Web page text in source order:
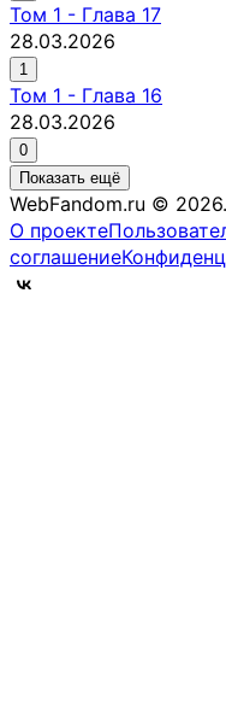
Том 1 - Глава 17
28.03.2026
1
Том 1 - Глава 16
28.03.2026
0
Показать ещё
WebFandom.ru © 2026.
О проекте
соглашение